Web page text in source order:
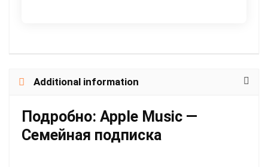
Additional information
Подробно: Apple Music —
Семейная подписка